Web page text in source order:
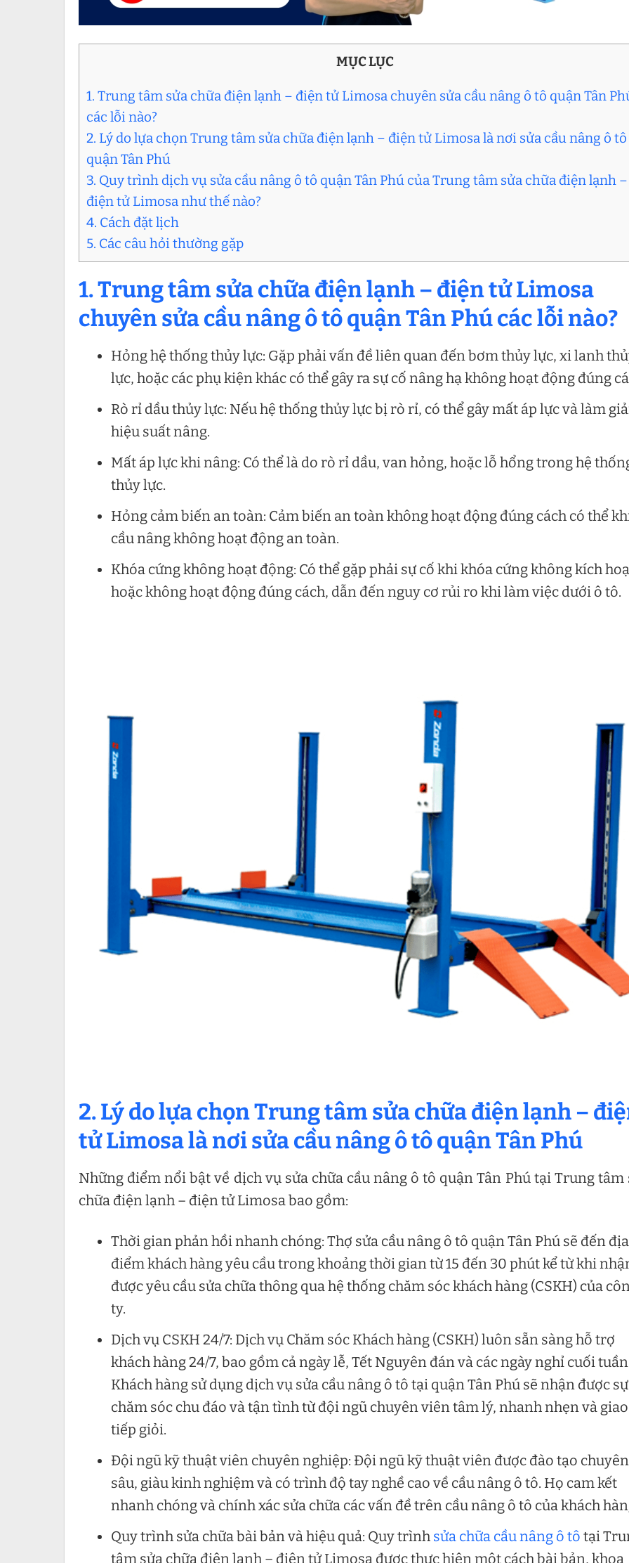
MỤC LỤC
1. Trung tâm sửa chữa điện lạnh – điện tử Limosa chuyên sửa cầu nâng ô tô quận Tân
các lỗi nào?
2. Lý do lựa chọn Trung tâm sửa chữa điện lạnh – điện tử Limosa là nơi sửa cầu nâng ô tô
quận Tân Phú
3. Quy trình dịch vụ sửa cầu nâng ô tô quận Tân Phú của Trung tâm sửa chữa điện lạnh –
điện tử Limosa như thế nào?
4. Cách đặt lịch
5. Các câu hỏi thường gặp
1.Trung tâm sửa chữa điện lạnh – điện tử Limosa
chuyênsửa cầu nâng ô tô quận Tân Phú các lỗi nào?
Hỏng hệ thống thủy lực: Gặp phải vấn đề liên quan đến bơm thủy lực, xi lanh
lực, hoặc các phụ kiện khác có thể gây ra sự cố nâng hạ không hoạt động đúng
Rò rỉ dầu thủy lực: Nếu hệ thống thủy lực bị rò rỉ, có thể gây mất áp lực và làm
hiệu suất nâng.
Mất áp lực khi nâng: Có thể là do rò rỉ dầu, van hỏng, hoặc lỗ hổng trong hệ
thủy lực.
Hỏng cảm biến an toàn: Cảm biến an toàn không hoạt động đúng cách có thể
cầu nâng không hoạt động an toàn.
Khóa cứng không hoạt động: Có thể gặp phải sự cố khi khóa cứng không kích
hoặc không hoạt động đúng cách, dẫn đến nguy cơ rủi ro khi làm việc dưới ô tô.
2. Lý do lựa chọn Trung tâm sửa chữa điện lạnh –
tử Limosa là nơisửa cầu nâng ô tô quận Tân Phú
Những điểm nổi bật về dịch vụ sửa chữa cầu nâng ô tô quận Tân Phú tại Trung tâm
chữa điện lạnh – điện tử Limosa bao gồm:
Thời gian phản hồi nhanh chóng: Thợ sửa cầu nâng ô tô quận Tân Phú sẽ đến địa
điểm khách hàng yêu cầu trong khoảng thời gian từ 15 đến 30 phút kể từ khi
được yêu cầu sửa chữa thông qua hệ thống chăm sóc khách hàng (CSKH) của
ty.
Dịch vụ CSKH 24/7: Dịch vụ Chăm sóc Khách hàng (CSKH) luôn sẵn sàng hỗ trợ
khách hàng 24/7, bao gồm cả ngày lễ, Tết Nguyên đán và các ngày nghỉ cuối
Khách hàng sử dụng dịch vụ sửa cầu nâng ô tô tại quận Tân Phú sẽ nhận được sự
chăm sóc chu đáo và tận tình từ đội ngũ chuyên viên tâm lý, nhanh nhẹn và giao
tiếp giỏi.
Đội ngũ kỹ thuật viên chuyên nghiệp: Đội ngũ kỹ thuật viên được đào tạo chuyên
sâu, giàu kinh nghiệm và có trình độ tay nghề cao về cầu nâng ô tô. Họ cam kết
nhanh chóng và chính xác sửa chữa các vấn đề trên cầu nâng ô tô của khách
Quy trình sửa chữa bài bản và hiệu quả: Quy trình sửa chữa cầu nâng ô tô tại
tâm sửa chữa điện lạnh – điện tử Limosa được thực hiện một cách bài bản, khoa